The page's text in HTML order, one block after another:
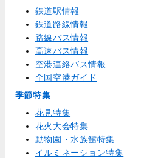
鉄道駅情報
鉄道路線情報
路線バス情報
高速バス情報
空港連絡バス情報
全国空港ガイド
季節特集
花見特集
花火大会特集
動物園・水族館特集
イルミネーション特集